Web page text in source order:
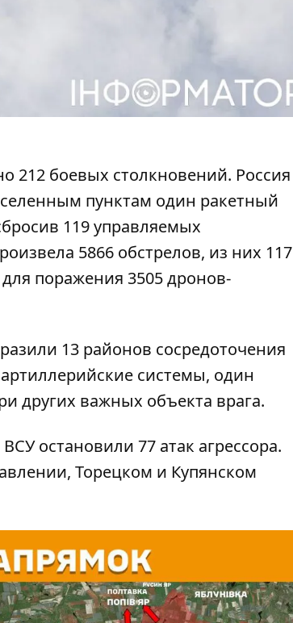
212 боевых столкновений. Россия
пунктам один ракетный
119 управляемых
5866 обстрелов, из них 117
поражения 3505 дронов-
13 районов сосредоточения
системы, один
других важных объекта врага.
остановили 77 атак агрессора.
Торецком и Купянском